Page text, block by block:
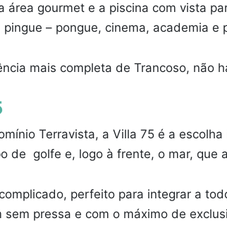
área gourmet e a piscina com vista
– pongue, cinema, academia
mais completa de Trancoso, não
Terravista, a Villa 75 é a
de golfe e, logo à frente, o mar, que
perfeito para integrar a
sem pressa e com o máximo de